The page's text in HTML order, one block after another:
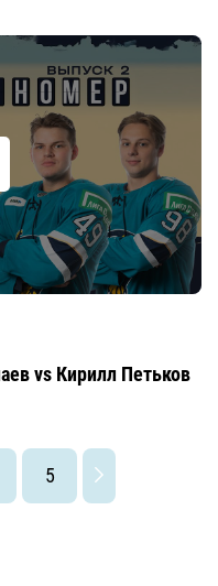
vs Кирилл Петьков
5